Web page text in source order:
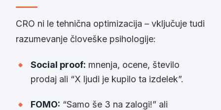
CRO ni le tehnična optimizacija – vključuje tudi
razumevanje človeške psihologije:
Social proof: mnenja, ocene, število
prodaj ali “X ljudi je kupilo ta izdelek”.
FOMO: “Samo še 3 na zalogi!” ali